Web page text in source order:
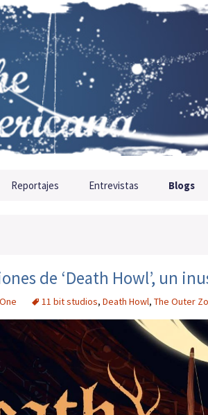
Reportajes Entrevistas Blogs
de ‘Death Howl’, un
11 bit studios, Death Howl, The Outer